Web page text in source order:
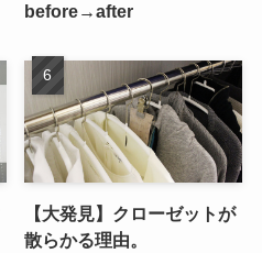
before→after
【大発見】クローゼットが
散らかる理由。